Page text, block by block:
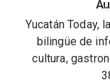
Yucatán Today,
bilingüe de
cultura,